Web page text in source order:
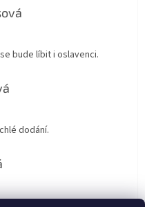
5 z 5 hvězdiček.
bude líbit i oslavenci.
5 z 5 hvězdiček.
dodání.
5 z 5 hvězdiček.